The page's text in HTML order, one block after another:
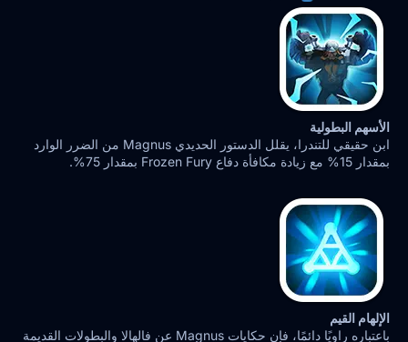
الأسهم البطولية
ابن حقيقي للتندرا، يقلل الدستور الحديدي Magnus من الضرر الوارد
بمقدار 15% مع زيادة مكافأة دفاع Frozen Fury بمقدار 75%.
الإلهام القيم
باعتباره راويًا دائمًا، فإن حكايات Magnus عن فالهالا والبطولات القديمة